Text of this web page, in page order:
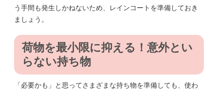
う手間も発生しかねないため、レインコートを準備しておき
ましょう。
荷物を最小限に抑える！意外とい
らない持ち物
「必要かも」と思ってさまざまな持ち物を準備しても、使わ